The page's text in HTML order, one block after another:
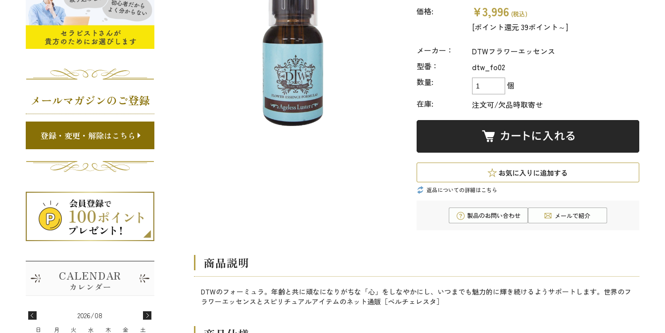
価格: ¥3,996 (税込)
[ポイント還元 39ポイント～]
メーカー：
DTWフラワーエッセンス
型番：
dtw_fo02
数量:
個
在庫:
注文可/欠品時取寄せ
返品についての詳細はこちら
商品説明
DTWのフォーミュラ。年齢と共に頑なになりがちな「心」をしなやかにし、いつまでも魅力的に輝き続けるようサポートします。世界のフ
ラワーエッセンスとスピリチュアルアイテムのネット通販［ベルチェレスタ］
メールマガジンのご登録
登録・変更・解除はこちら
2026/08
日 月 火 水 木 金 土